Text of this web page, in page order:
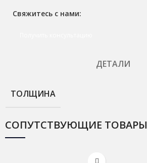
Свяжитесь с нами:
ДЕТАЛИ
ТОЛЩИНА
СОПУТСТВУЮЩИЕ ТОВАРЫ